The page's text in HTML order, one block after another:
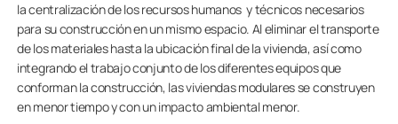
la centralización de los recursos humanos y técnicos necesarios
para su construcción en un mismo espacio. Al eliminar el transporte
de los materiales hasta la ubicación final de la vivienda, así como
integrando el trabajo conjunto de los diferentes equipos que
conforman la construcción, las viviendas modulares se construyen
en menor tiempo y con un impacto ambiental menor.